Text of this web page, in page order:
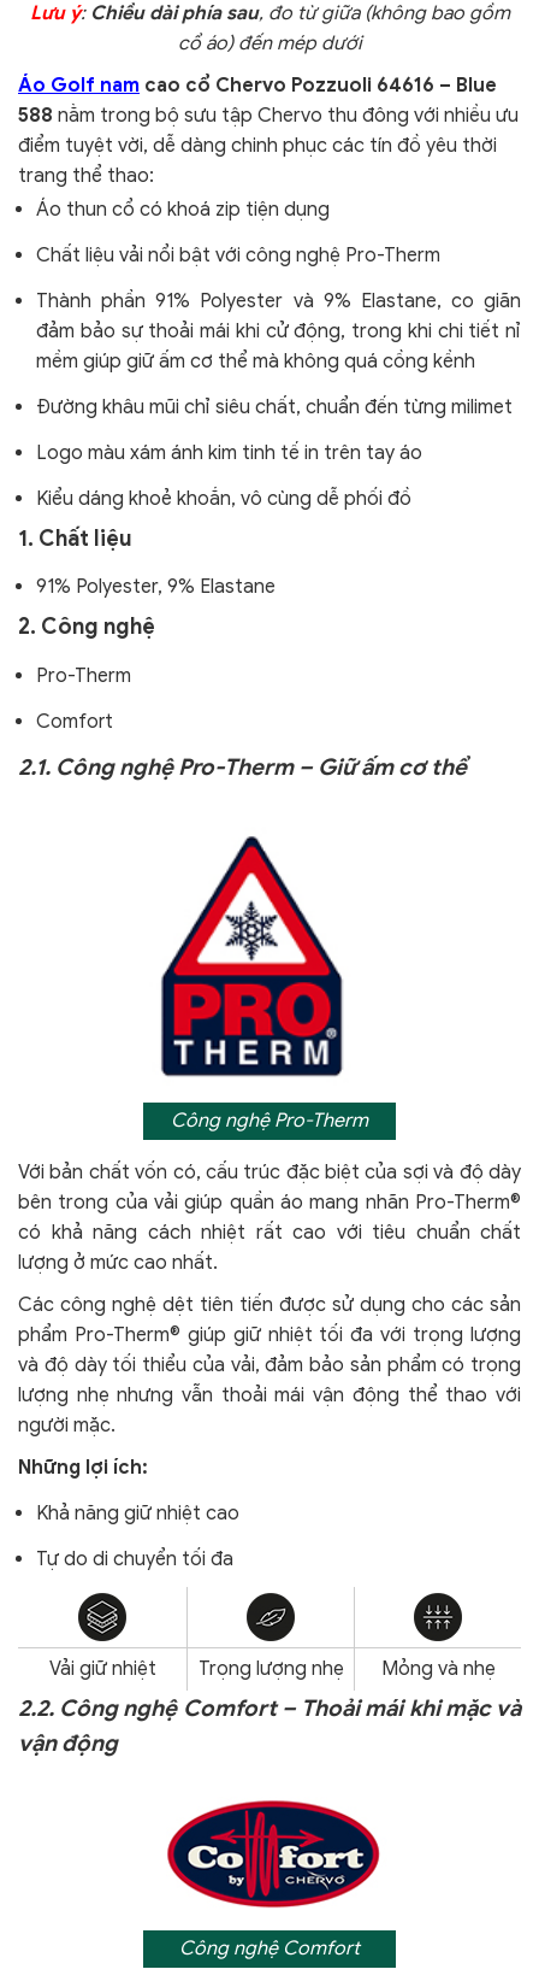
Lưu ý: Chiều dài phía sau, đo từ giữa (không bao gồm
cổ áo) đến mép dưới
Áo Golf nam cao cổ Chervo Pozzuoli 64616 – Blue
588 nằm trong bộ sưu tập Chervo thu đông với nhiều ưu
điểm tuyệt vời, dễ dàng chinh phục các tín đồ yêu thời
trang thể thao:
Áo thun cổ có khoá zip tiện dụng
Chất liệu vải nổi bật với công nghệ Pro-Therm
Thành phần 91% Polyester và 9% Elastane, co giãn
đảm bảo sự thoải mái khi cử động, trong khi chi tiết nỉ
mềm giúp giữ ấm cơ thể mà không quá cồng kềnh
Đường khâu mũi chỉ siêu chất, chuẩn đến từng milimet
Logo màu xám ánh kim tinh tế in trên tay áo
Kiểu dáng khoẻ khoắn, vô cùng dễ phối đồ
1. Chất liệu
91% Polyester, 9% Elastane
2. Công nghệ
Pro-Therm
Comfort
2.1. Công nghệ Pro-Therm – Giữ ấm cơ thể
Công nghệ Pro-Therm
Với bản chất vốn có, cấu trúc đặc biệt của sợi và độ dày
bên trong của vải giúp quần áo mang nhãn Pro-Therm®
có khả năng cách nhiệt rất cao với tiêu chuẩn chất
lượng ở mức cao nhất.
Các công nghệ dệt tiên tiến được sử dụng cho các sản
phẩm Pro-Therm® giúp giữ nhiệt tối đa với trọng lượng
và độ dày tối thiểu của vải, đảm bảo sản phẩm có trọng
lượng nhẹ nhưng vẫn thoải mái vận động thể thao với
người mặc.
Những lợi ích:
Khả năng giữ nhiệt cao
Tự do di chuyển tối đa
Vải giữ nhiệt Trọng lượng nhẹ Mỏng và nhẹ
2.2. Công nghệ Comfort – Thoải mái khi mặc và
vận động
Công nghệ Comfort